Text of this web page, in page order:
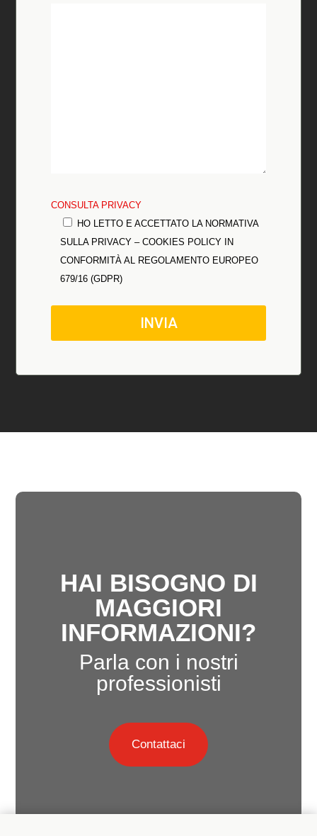
CONSULTA PRIVACY
HO LETTO E ACCETTATO LA NORMATIVA
SULLA PRIVACY – COOKIES POLICY IN
CONFORMITÀ AL REGOLAMENTO EUROPEO
679/16 (GDPR)
INVIA
HAI BISOGNO DI
MAGGIORI
INFORMAZIONI?
Parla con i nostri
professionisti
Contattaci